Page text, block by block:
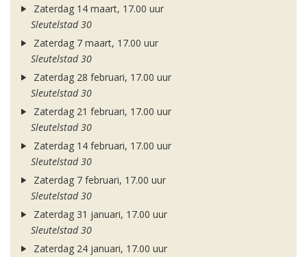
Zaterdag 14 maart, 17.00 uur
Sleutelstad 30
Zaterdag 7 maart, 17.00 uur
Sleutelstad 30
Zaterdag 28 februari, 17.00 uur
Sleutelstad 30
Zaterdag 21 februari, 17.00 uur
Sleutelstad 30
Zaterdag 14 februari, 17.00 uur
Sleutelstad 30
Zaterdag 7 februari, 17.00 uur
Sleutelstad 30
Zaterdag 31 januari, 17.00 uur
Sleutelstad 30
Zaterdag 24 januari, 17.00 uur